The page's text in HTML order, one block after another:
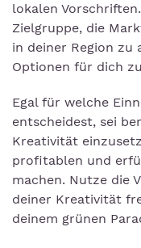
lokalen
Zielgruppe, die
in deiner Region zu
Optionen für dich
Egal für welche
entscheidest, sei
Kreativität
profitablen und
machen. Nutze die
deiner Kreativität
deinem grünen